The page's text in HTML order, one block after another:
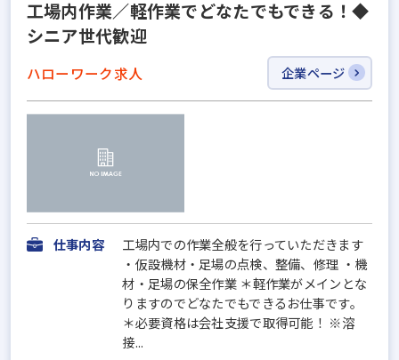
工場内作業／軽作業でどなたでもできる！◆
シニア世代歓迎
ハローワーク求人 企業ページ
仕事内容
工場内での作業全般を行っていただきます
・仮設機材・足場の点検、整備、修理 ・機
材・足場の保全作業 ＊軽作業がメインとな
りますのでどなたでもできるお仕事です。
＊必要資格は会社支援で取得可能！ ※溶
接...